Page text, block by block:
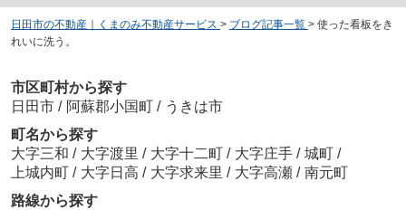
日田市の不動産｜くまのみ不動産サービス > ブログ記事一覧 > 使った看板をき
れいに洗う。
市区町村から探す
日田市 / 阿蘇郡小国町 / うきは市
町名から探す
大字三和 / 大字渡里 / 大字十二町 / 大字庄手 / 城町 /
上城内町 / 大字日高 / 大字求来里 / 大字高瀬 / 南元町
路線から探す